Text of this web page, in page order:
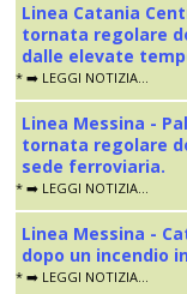
Linea Catania
tornata regolare
dalle elevate
* ➡️ LEGGI NOTIZIA...
Linea Messina -
tornata regolare
sede ferroviaria.
* ➡️ LEGGI NOTIZIA...
Linea Messina -
dopo un incendio
* ➡️ LEGGI NOTIZIA...